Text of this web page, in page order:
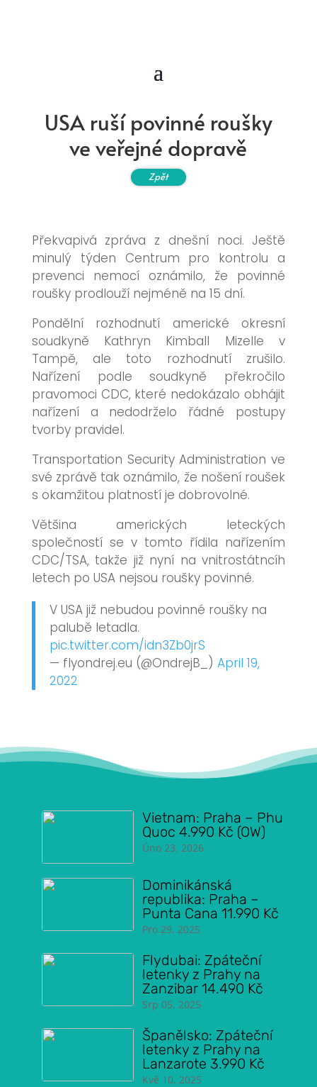
USA ruší povinné roušky
ve veřejné dopravě
Zpět
Překvapivá zpráva z dnešní noci. Ještě
minulý týden Centrum pro kontrolu a
prevenci nemocí oznámilo, že povinné
roušky prodlouží nejméně na 15 dní.
Pondělní rozhodnutí americké okresní
soudkyně Kathryn Kimball Mizelle v
Tampě, ale toto rozhodnutí zrušilo.
Nařízení podle soudkyně překročilo
pravomoci CDC, které nedokázalo obhájit
nařízení a nedodrželo řádné postupy
tvorby pravidel.
Transportation Security Administration ve
své zprávě tak oznámilo, že nošení roušek
s okamžitou platností je dobrovolné.
Většina amerických leteckých
společností se v tomto řídila nařízením
CDC/TSA, takže již nyní na vnitrostátncíh
letech po USA nejsou roušky povinné.
V USA již nebudou povinné roušky na
palubě letadla.
pic.twitter.com/idn3Zb0jrS
— flyondrej.eu (@OndrejB_) April 19,
2022
Vietnam: Praha – Phu
Quoc 4.990 Kč (OW)
Úno 23, 2026
Dominikánská
republika: Praha –
Punta Cana 11.990 Kč
Pro 29, 2025
Flydubai: Zpáteční
letenky z Prahy na
Zanzibar 14.490 Kč
Srp 05, 2025
Španělsko: Zpáteční
letenky z Prahy na
Lanzarote 3.990 Kč
Kvě 10, 2025